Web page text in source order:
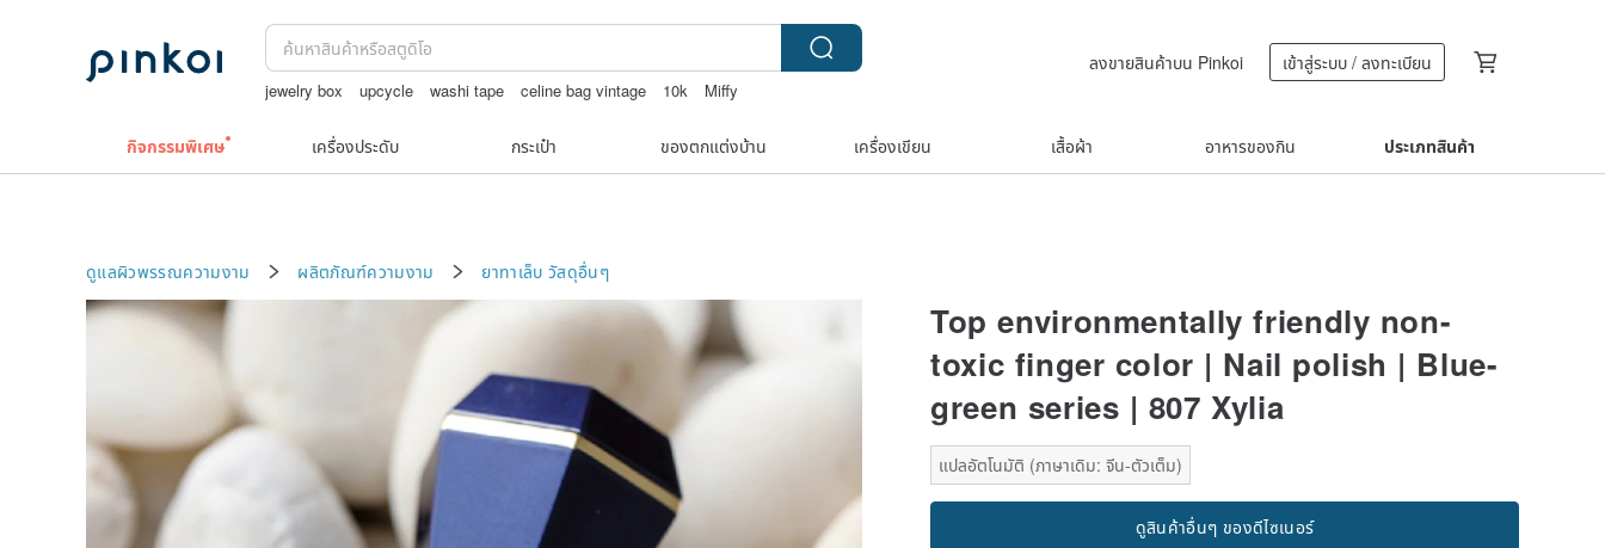
jewelry box upcycle washi tape celine bag vintage 10k
Miffy
ลงขายสินค้าบน Pinkoi เข้าสู่ระบบ / ลงทะเบียน
กิจกรรมพิเศษ เครื่องประดับ กระเป๋า ของตกแต่งบ้าน เครื่องเขียน เสื้อผ้า อาหารของกิน ประเภทสินค้า
ดูแลผิวพรรณความงาม ผลิตภัณฑ์ความงาม ยาทาเล็บ วัสดุอื่นๆ
Top environmentally friendly non-
toxic finger color | Nail polish | Blue-
green series | 807 Xylia
แปลอัตโนมัติ (ภาษาเดิม: จีน-ตัวเต็ม)
ดูสินค้าอื่นๆ ของดีไซเนอร์